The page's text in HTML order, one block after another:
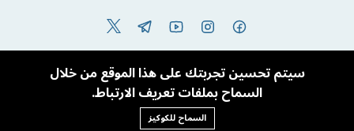
Powered By BandoraCMS
سيتم تحسين تجربتك على هذا الموقع من خلال
السماح بملفات تعريف الارتباط.
السماح للكوكيز